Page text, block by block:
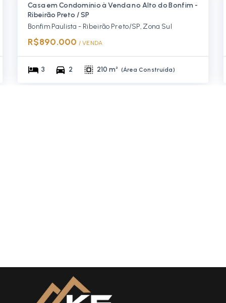
Casa em Condomínio à Venda no Alto do Bonfim -
Ribeirão Preto / SP
Bonfim Paulista - Ribeirão Preto/SP, Zona Sul
R$890.000 / VENDA
3 2 210 m² (Área Construída)